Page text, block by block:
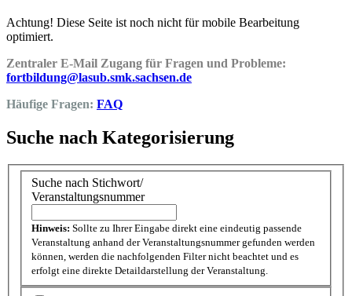
Achtung! Diese Seite ist noch nicht für mobile Bearbeitung
optimiert.
Zentraler E-Mail Zugang für Fragen und Probleme:
fortbildung@lasub.smk.sachsen.de
Häufige Fragen: FAQ
Suche nach Kategorisierung
Suche nach Stichwort/
Veranstaltungsnummer
Hinweis: Sollte zu Ihrer Eingabe direkt eine eindeutig passende
Veranstaltung anhand der Veranstaltungsnummer gefunden werden
können, werden die nachfolgenden Filter nicht beachtet und es
erfolgt eine direkte Detaildarstellung der Veranstaltung.